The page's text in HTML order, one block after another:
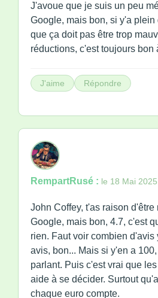
J'avoue que je suis un peu
Google, mais bon, si y'a
que ça doit pas être trop
réductions, c'est toujours bon
J'aime Répondre
RempartRusé : le 18 Mai 2025
John Coffey, t'as raison
Google, mais bon, 4.7, c'est
rien. Faut voir combien d'avis
avis, bon... Mais si y'en a
parlant. Puis c'est vrai que
aide à se décider. Surtout
chaque euro compte.